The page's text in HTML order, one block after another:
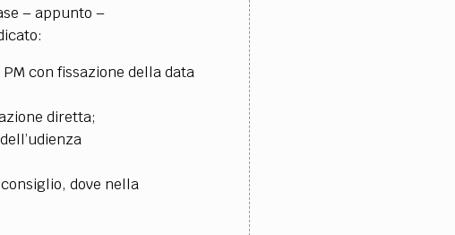
– appunto –
con fissazione della data
diretta;
dove nella